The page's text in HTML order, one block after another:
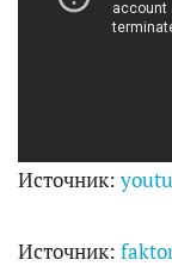
Источник:
Источник: